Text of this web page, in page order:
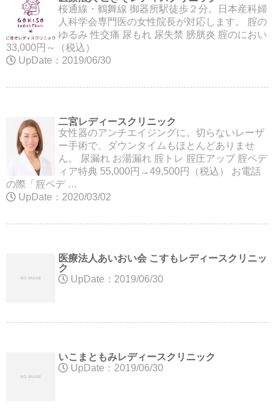
桜通線・鶴舞線 御器所駅徒歩２分。日本産科婦
人科学会専門医の女性院長が対応します。 腟の
ゆるみ 性交痛 尿もれ 尿失禁 膀胱炎 腟のにおい
33,000円～（税込）
UpDate：2019/06/30
二宮レディースクリニック
女性器のアンチエイジングに。切らないレーザ
ー手術で、ダウンタイムもほとんどありませ
ん。 尿漏れ お湯漏れ 腟トレ 腟圧アップ 腟ペデ
ィア特典 55,000円→49,500円（税込） お電話
の際「腟ペデ …
UpDate：2020/03/02
医療法人あいおい会 こすもレディースクリニッ
ク
UpDate：2019/06/30
いこまともみレディースクリニック
UpDate：2019/06/30